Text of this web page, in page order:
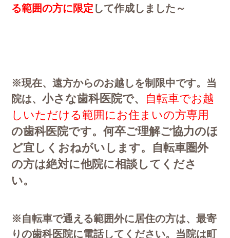
る範囲の方に限定 して作成しました～
※現在、遠方からのお越しを制限中です。当
院は、小さな歯科医院で、
自転車でお越
しいただける範囲にお住まいの方専用
の歯科医院です。何卒ご理解ご協力のほ
ど宜しくおねがいします。自転車圏外
の方は絶対に他院に相談してくださ
い。
※自転車で通える範囲外に居住の方は、最寄
りの歯科医院に電話してください。当院は町